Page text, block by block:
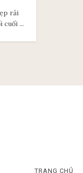
rải
cuối ...
TRANG CHỦ